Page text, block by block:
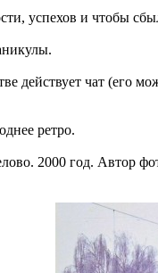
успехов и чтобы
действует чат (его
ретро.
2000 год. Автор